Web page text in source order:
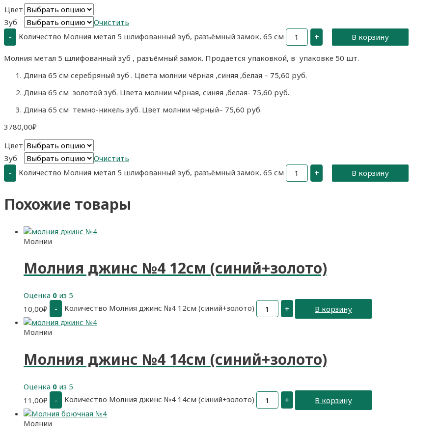
Цвет
Зуб
Очистить
- Количество Молния метал 5 шлифованный зуб, разъёмный замок, 65 см + В корзину
Молния метал 5 шлифованный зуб , разъёмный замок. Продается упаковкой, в упаковке 50 шт.
Длина 65 см серебряный зуб . Цвета молнии чёрная ,синяя ,белая – 75,60 руб.
Длина 65 см золотой зуб. Цвета молнии чёрная, синяя ,белая- 75,60 руб.
Длина 65 см темно-никель зуб. Цвет молнии чёрный– 75,60 руб.
3780,00₽
Цвет
Зуб
Очистить
- Количество Молния метал 5 шлифованный зуб, разъёмный замок, 65 см + В корзину
Похожие товары
Молнии
Молния джинс №4 12см (синий+золото)
Оценка 0 из 5
10,00₽ - Количество Молния джинс №4 12см (синий+золото) + В корзину
Молнии
Молния джинс №4 14см (синий+золото)
Оценка 0 из 5
11,00₽ - Количество Молния джинс №4 14см (синий+золото) + В корзину
Молнии